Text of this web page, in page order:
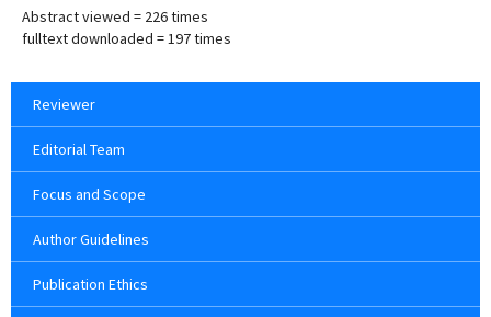
Abstract viewed = 226 times
fulltext downloaded = 197 times
Reviewer
Editorial Team
Focus and Scope
Author Guidelines
Publication Ethics